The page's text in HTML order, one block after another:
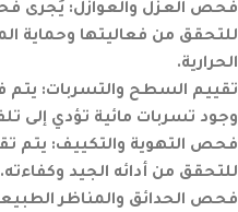
فحص العزل والعوازل: يُجرى
للتحقق من فعاليتها وحماية
الحرارية.
تقييم السطح والتسربات: يتم
وجود تسربات مائية تؤدي إلى
فحص التهوية والتكييف: يتم
للتحقق من أدائه الجيد وكفاءته.
فحص الحدائق والمناظر